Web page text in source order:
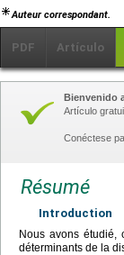
Auteur correspondant.
PDF Artículo
Bienvenido
Artículo
Conéctese
Résumé
Introduction
Nous avons étudié,
déterminants de la